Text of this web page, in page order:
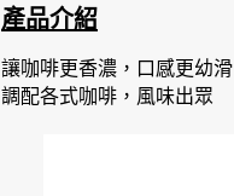
產品介紹
讓咖啡更香濃，口感更幼滑
調配各式咖啡，風味出眾